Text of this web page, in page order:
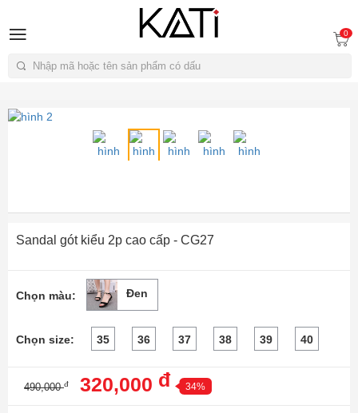
Tìm kiếm
0
Sandal gót kiểu 2p cao cấp - CG27
Chọn màu: Đen
Chọn size: 35 36 37 38 39 40
490,000đ 320,000 đ 34%